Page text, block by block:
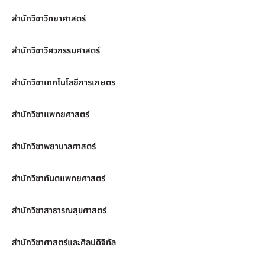
สำนักวิชาวิทยาศาสตร์
สำนักวิชาวิศวกรรมศาสตร์
สำนักวิชาเทคโนโลยีการเกษตร
สำนักวิชาแพทยศาสตร์
สำนักวิชาพยาบาลศาสตร์
สำนักวิชาทันตแพทยศาสตร์
สำนักวิชาสาธารณสุขศาสตร์
สำนักวิชาศาสตร์และศิลปดิจิทัล